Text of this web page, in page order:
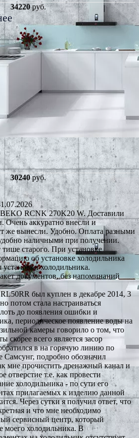
34220руб.
30240руб.
RCNK 270K20 W. Доставили
Очень аккуратно внесли и
же вынесли. Удобно. Оплата разными
наличными при получении.
старого. При установке
об установке холодильника
установки холодильника.
документов, без напоминаний
был куплен в декабре 2014, 3
потом стала настраиваться
до появления ошибки и
периодическое появление воды на
камеры говорило о том, что
скорее всего является засор
в на горячую линию по
Самсунг, подробно обозначил
мне прочистить дренажный канал и
отверстие т.е. как провести
холодильника - по сути его
прилагаемых к изделию данной
Через сутки я получил ответ, что
и что мне необходимо
сервисный центр, который
моего холодильника. В